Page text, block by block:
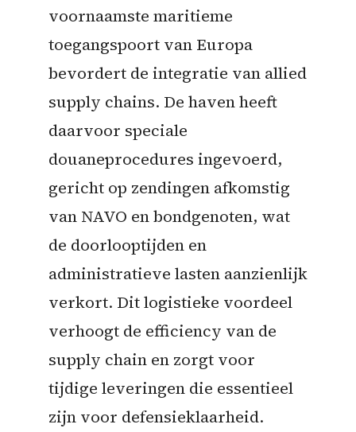
voornaamste maritieme
toegangspoort van Europa
bevordert de integratie van allied
supply chains. De haven heeft
daarvoor speciale
douaneprocedures ingevoerd,
gericht op zendingen afkomstig
van NAVO en bondgenoten, wat
de doorlooptijden en
administratieve lasten aanzienlijk
verkort. Dit logistieke voordeel
verhoogt de efficiency van de
supply chain en zorgt voor
tijdige leveringen die essentieel
zijn voor defensieklaarheid.